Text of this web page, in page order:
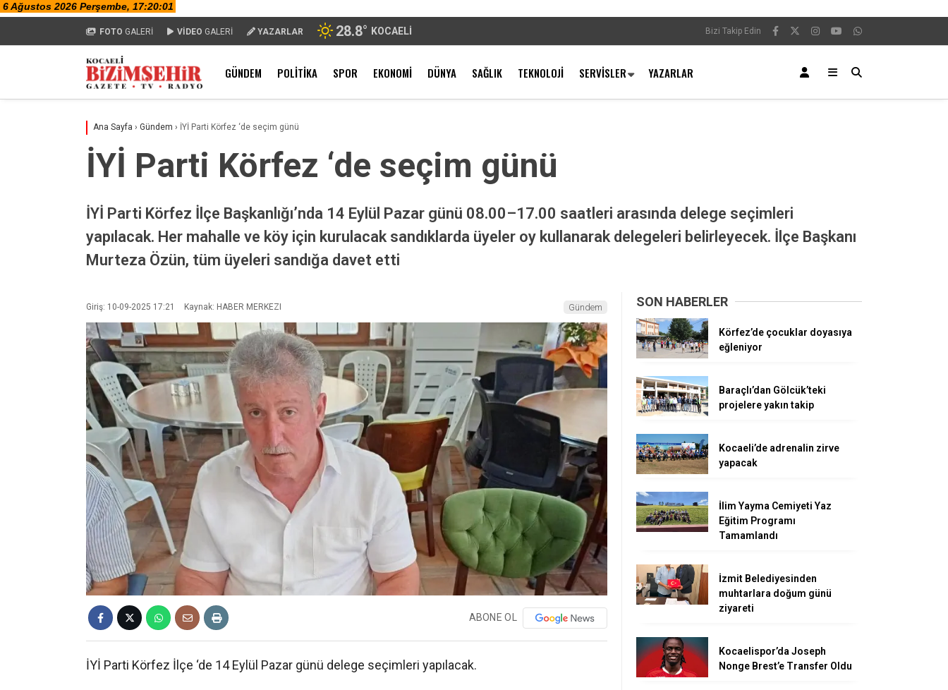
FOTO GALERİ VİDEO GALERİ YAZARLAR 28.8° KOCAELI Bizi Takip Edin
GÜNDEM POLITIKA SPOR EKONOMI DÜNYA SAĞLIK TEKNOLOJI SERVISLER YAZARLAR
Ana Sayfa › Gündem › İYİ Parti Körfez ‘de seçim günü
İYİ Parti Körfez ‘de seçim günü
İYİ Parti Körfez İlçe Başkanlığı’nda 14 Eylül Pazar günü 08.00–17.00 saatleri arasında delege seçimleri
yapılacak. Her mahalle ve köy için kurulacak sandıklarda üyeler oy kullanarak delegeleri belirleyecek. İlçe Başkanı
Murteza Özün, tüm üyeleri sandığa davet etti
Giriş: 10-09-2025 17:21 Kaynak: HABER MERKEZI Gündem
ABONE OL
İYİ Parti Körfez İlçe ‘de 14 Eylül Pazar günü delege seçimleri yapılacak.
SON HABERLER
Körfez’de çocuklar doyasıya
eğleniyor
Baraçlı’dan Gölcük’teki
projelere yakın takip
Kocaeli’de adrenalin zirve
yapacak
İlim Yayma Cemiyeti Yaz
Eğitim Programı
Tamamlandı
İzmit Belediyesinden
muhtarlara doğum günü
ziyareti
Kocaelispor’da Joseph
Nonge Brest’e Transfer Oldu